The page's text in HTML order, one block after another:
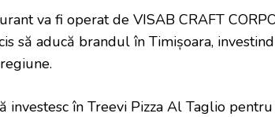
va fi operat de VISAB CRAFT
să aducă brandul în Timișoara,
investesc în Treevi Pizza Al Taglio